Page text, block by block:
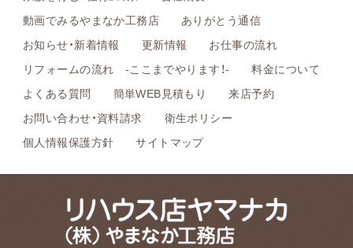
動画でみるやまなか工務店
ありがとう通信
お知らせ・新着情報
更新情報
お仕事の流れ
リフォームの流れ -ここまでやります！-
料金について
よくある質問
簡単WEB見積もり
来店予約
お問い合わせ・資料請求
衛生ポリシー
個人情報保護方針
サイトマップ